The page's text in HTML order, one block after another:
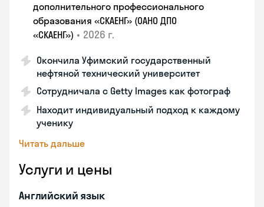
дополнительного профессионального
образования «СКАЕНГ» (ОАНО ДПО
«СКАЕНГ») • 2026 г.
Окончила Уфимский государственный
нефтяной технический университет
Сотрудничала с Getty Images как фотограф
Находит индивидуальный подход к каждому
ученику
Читать дальше
Услуги и цены
Английский язык